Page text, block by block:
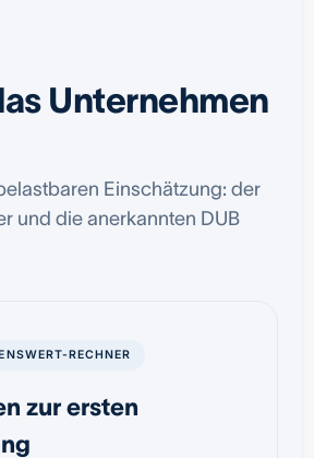
Unternehmen
Einschätzung: der
und die anerkannten DUB
RECHNER
zur ersten